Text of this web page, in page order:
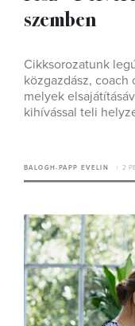
szemben
Cikksorozatunk
közgazdász,
melyek
kihívással teli
BALOGH-PAPP EVELIN 2